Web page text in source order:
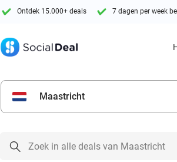
Ontdek 15.000+ deals 7 dagen per week
Maastricht